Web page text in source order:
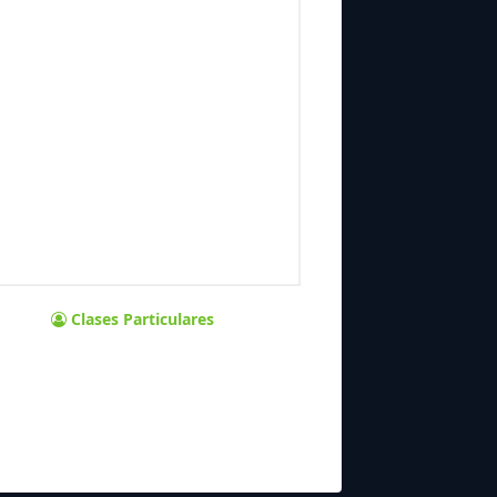
Clases Particulares